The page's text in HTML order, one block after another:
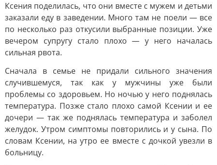
Ксения поделилась, что они вместе с мужем и детьми
заказали еду в заведении. Много там не поели — все
по несколько раз откусили выбранные позиции. Уже
вечером супругу стало плохо — у него началась
сильная рвота.
Сначала в семье не придали сильного значения
случившемуся, так как у мужчины уже были
проблемы со здоровьем. Но ночью у него поднялась
температура. Позже стало плохо самой Ксении и ее
дочери — так же поднялась температура и заболел
желудок. Утром симптомы повторились и у сына. По
словам Ксении, на утро ее вместе с дочкой увезли в
больницу.